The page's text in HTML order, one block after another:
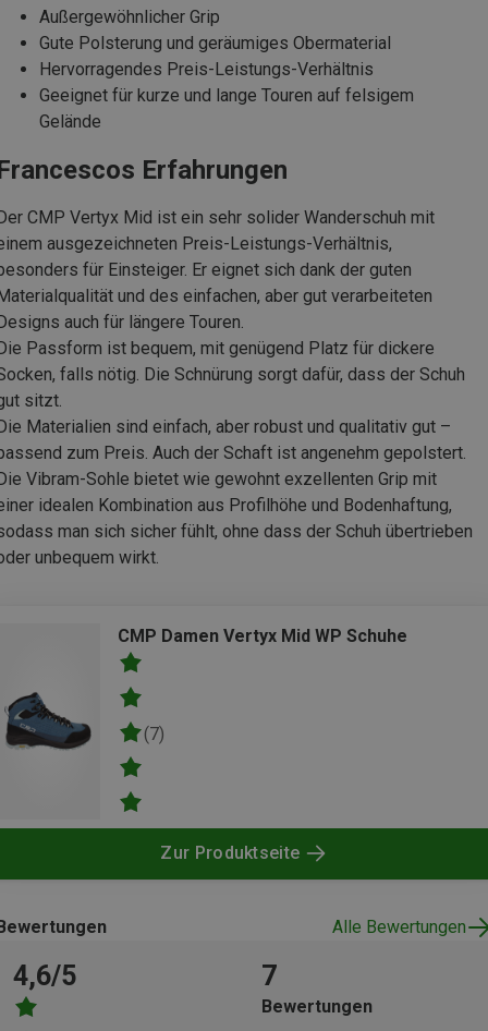
Außergewöhnlicher Grip
Gute Polsterung und geräumiges Obermaterial
Hervorragendes Preis-Leistungs-Verhältnis
Geeignet für kurze und lange Touren auf felsigem
Gelände
Erfahrungen
CMP Vertyx Mid ist ein sehr solider Wanderschuh mit
ausgezeichneten Preis-Leistungs-Verhältnis,
für Einsteiger. Er eignet sich dank der guten
und des einfachen, aber gut verarbeiteten
auch für längere Touren.
Passform ist bequem, mit genügend Platz für dickere
falls nötig. Die Schnürung sorgt dafür, dass der Schuh
sitzt.
Materialien sind einfach, aber robust und qualitativ gut –
zum Preis. Auch der Schaft ist angenehm gepolstert.
Vibram-Sohle bietet wie gewohnt exzellenten Grip mit
idealen Kombination aus Profilhöhe und Bodenhaftung,
man sich sicher fühlt, ohne dass der Schuh übertrieben
unbequem wirkt.
CMP Damen Vertyx Mid WP Schuhe
(7)
Zur Produktseite
Alle Bewertungen
4,6/5 7
Bewertungen